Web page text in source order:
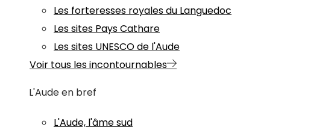
Les forteresses royales du Languedoc
Les sites Pays Cathare
Les sites UNESCO de l'Aude
Voir tous les incontournables
L'Aude en bref
L'Aude, l'âme sud